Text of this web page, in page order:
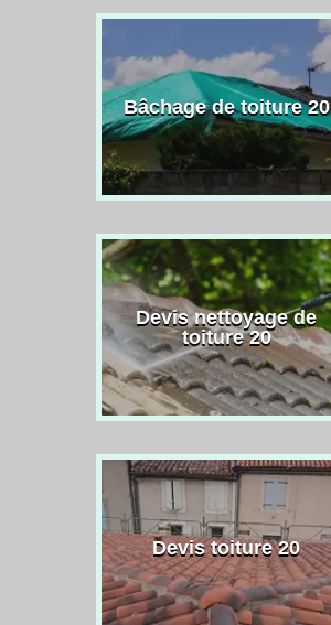
Bâchage de toiture 20
Devis nettoyage de
toiture 20
Devis toiture 20